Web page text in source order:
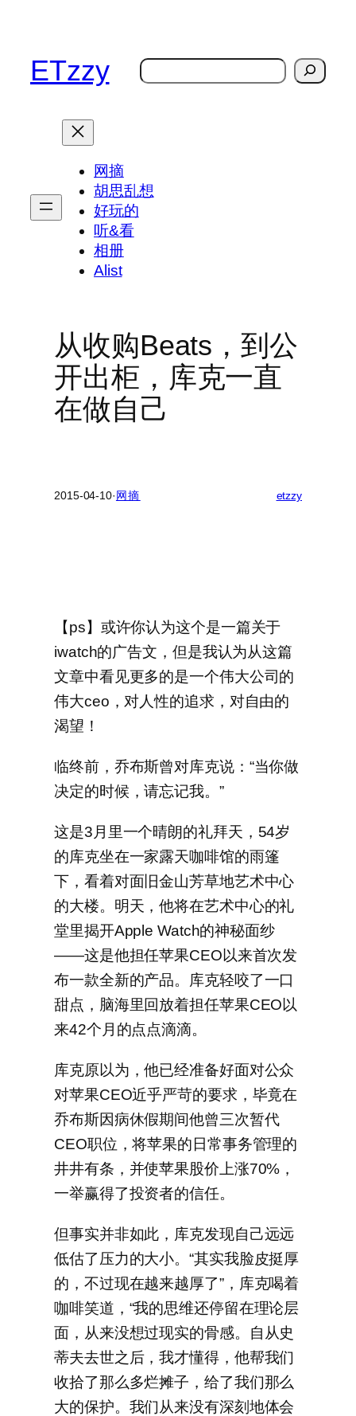
ETzzy
搜
网摘
胡思乱想
好玩的
听&看
相册
Alist
从收购Beats，到公
开出柜，库克一直
在做自己
2015-04-10·网摘 etzzy
【ps】或许你认为这个是一篇关于
iwatch的广告文，但是我认为从这篇
文章中看见更多的是一个伟大公司的
伟大ceo，对人性的追求，对自由的
渴望！
临终前，乔布斯曾对库克说：“当你做
决定的时候，请忘记我。”
这是3月里一个晴朗的礼拜天，54岁
的库克坐在一家露天咖啡馆的雨篷
下，看着对面旧金山芳草地艺术中心
的大楼。明天，他将在艺术中心的礼
堂里揭开Apple Watch的神秘面纱
——这是他担任苹果CEO以来首次发
布一款全新的产品。库克轻咬了一口
甜点，脑海里回放着担任苹果CEO以
来42个月的点点滴滴。
库克原以为，他已经准备好面对公众
对苹果CEO近乎严苛的要求，毕竟在
乔布斯因病休假期间他曾三次暂代
CEO职位，将苹果的日常事务管理的
井井有条，并使苹果股价上涨70%，
一举赢得了投资者的信任。
但事实并非如此，库克发现自己远远
低估了压力的大小。“其实我脸皮挺厚
的，不过现在越来越厚了”，库克喝着
咖啡笑道，“我的思维还停留在理论层
面，从来没想过现实的骨感。自从史
蒂夫去世之后，我才懂得，他帮我们
收拾了那么多烂摊子，给了我们那么
大的保护。我们从来没有深刻地体会